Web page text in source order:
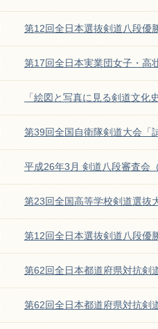
第12回全日本選抜剣道八段優
第17回全日本実業団女子・高
「絵図と写真に見る剣道文化
第39回全国自衛隊剣道大会「
平成26年3月 剣道八段審査会
第23回全国高等学校剣道選抜
第12回全日本選抜剣道八段優
第62回全日本都道府県対抗剣
第62回全日本都道府県対抗剣